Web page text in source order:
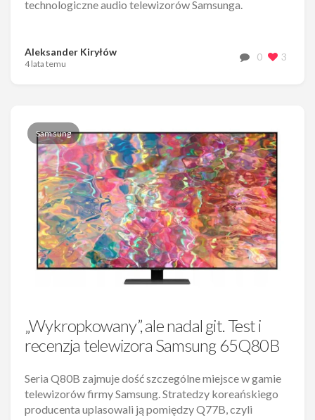
technologiczne audio telewizorów Samsunga.
Aleksander Kiryłów
4 lata temu
0 3
Samsung
„Wykropkowany”, ale nadal git. Test i
recenzja telewizora Samsung 65Q80B
Seria Q80B zajmuje dość szczególne miejsce w gamie
telewizorów firmy Samsung. Stratedzy koreańskiego
producenta uplasowali ją pomiędzy Q77B, czyli